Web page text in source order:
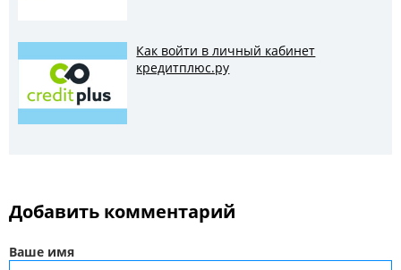
Как войти в личный кабинет
кредитплюс.ру
Добавить комментарий
Ваше имя